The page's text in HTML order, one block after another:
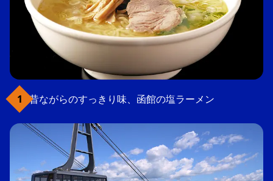
昔ながらのすっきり味、函館の塩ラーメン